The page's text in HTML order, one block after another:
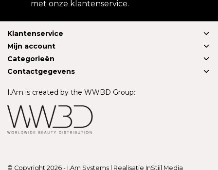
met onze klantenservice.
Klantenservice
Mijn account
Categorieën
Contactgegevens
I.Am is created by the WWBD Group:
© Copyright 2026 - I.Am Systems | Realisatie InStijl Media